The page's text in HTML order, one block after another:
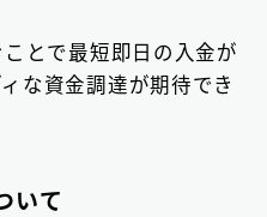
とで最短即日の入金が
な資金調達が期待でき
いて